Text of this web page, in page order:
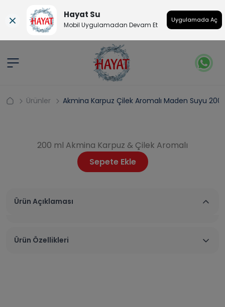
Hayat Su
Mobil Uygulamadan Devam Et
Uygulamada Aç
Ürünler Akmina Karpuz Çilek Aromalı Maden Suyu
200 ml Akmina Karpuz & Çilek Aromalı
Sepete Ekle
Ürün Açıklaması
Ürün Özellikleri